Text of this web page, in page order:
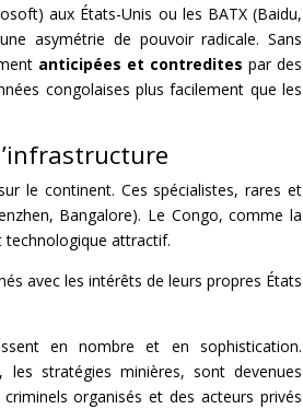
aux États-Unis ou les BATX (Baidu,
asymétrie de pouvoir radicale. Sans
anticipées et contreditespar des
congolaises plus facilement que les
le continent. Ces spécialistes, rares et
Bangalore). Le Congo, comme la
technologique attractif.
avec les intérêts de leurs propres États
en nombre et en sophistication.
stratégies minières, sont devenues
organisés et des acteurs privés